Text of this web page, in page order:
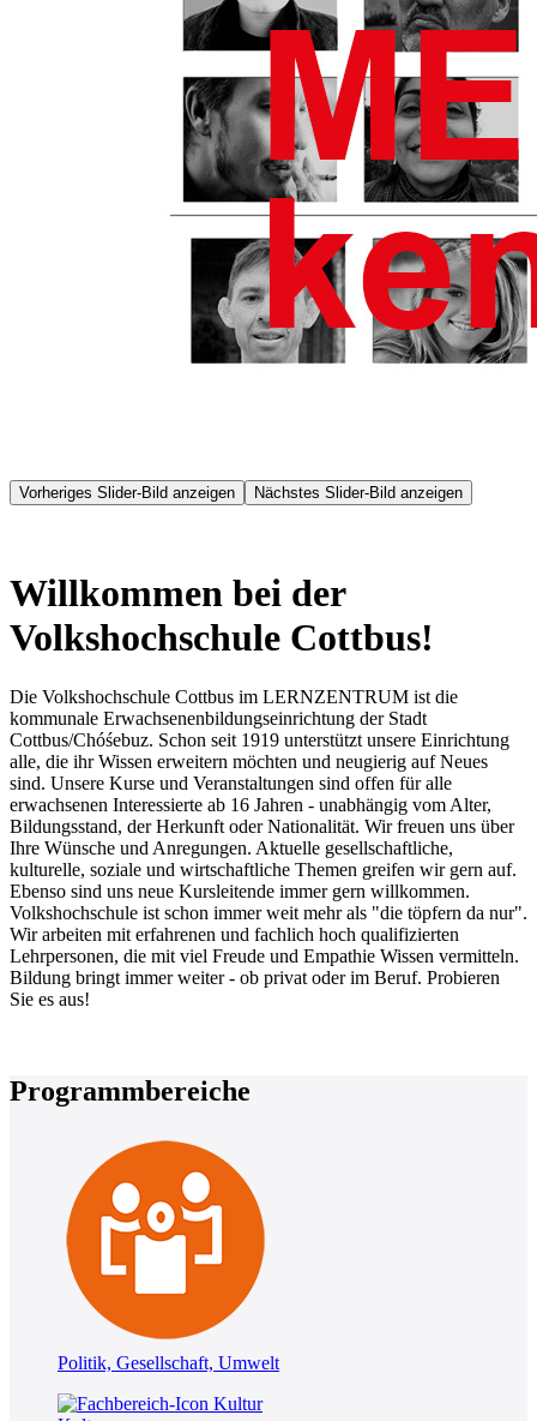
Vorheriges Slider-Bild anzeigen Nächstes Slider-Bild anzeigen
Willkommen bei der
Volkshochschule Cottbus!
Die Volkshochschule Cottbus im LERNZENTRUM ist die
kommunale Erwachsenenbildungseinrichtung der Stadt
Cottbus/Chóśebuz. Schon seit 1919 unterstützt unsere Einrichtung
alle, die ihr Wissen erweitern möchten und neugierig auf Neues
sind. Unsere Kurse und Veranstaltungen sind offen für alle
erwachsenen Interessierte ab 16 Jahren - unabhängig vom Alter,
Bildungsstand, der Herkunft oder Nationalität. Wir freuen uns über
Ihre Wünsche und Anregungen. Aktuelle gesellschaftliche,
kulturelle, soziale und wirtschaftliche Themen greifen wir gern auf.
Ebenso sind uns neue Kursleitende immer gern willkommen.
Volkshochschule ist schon immer weit mehr als "die töpfern da nur".
Wir arbeiten mit erfahrenen und fachlich hoch qualifizierten
Lehrpersonen, die mit viel Freude und Empathie Wissen vermitteln.
Bildung bringt immer weiter - ob privat oder im Beruf. Probieren
Sie es aus!
Programmbereiche
Politik, Gesellschaft, Umwelt